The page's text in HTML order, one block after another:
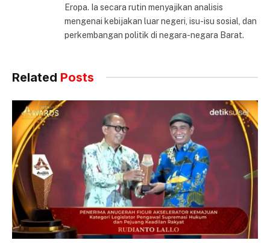
Eropa. Ia secara rutin menyajikan analisis
mengenai kebijakan luar negeri, isu-isu sosial, dan
perkembangan politik di negara-negara Barat.
Related Posts